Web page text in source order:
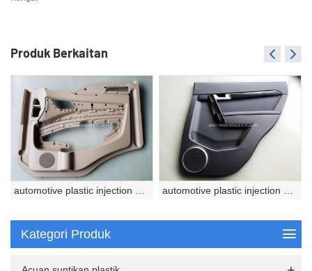
Produk Berkaitan
Kategori Produk